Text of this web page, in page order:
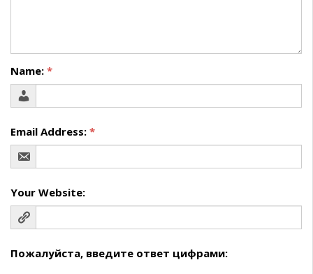
Name: *
Email Address: *
Your Website:
Пожалуйста, введите ответ цифрами: